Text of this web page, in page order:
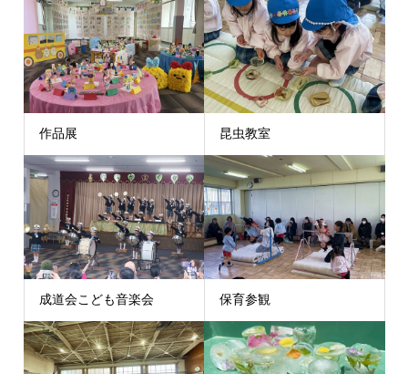
作品展 昆虫教室
成道会こども音楽会 保育参観